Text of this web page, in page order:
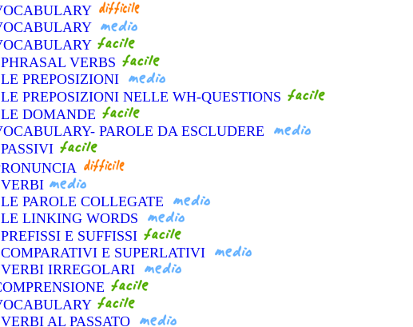
VERBS
PREPOSIZIONI
PREPOSIZIONI NELLE WH-QUESTIONS
DOMANDE
PAROLE DA ESCLUDERE
PAROLE COLLEGATE
LINKING WORDS
E SUFFISSI
E SUPERLATIVI
IRREGOLARI
AL PASSATO